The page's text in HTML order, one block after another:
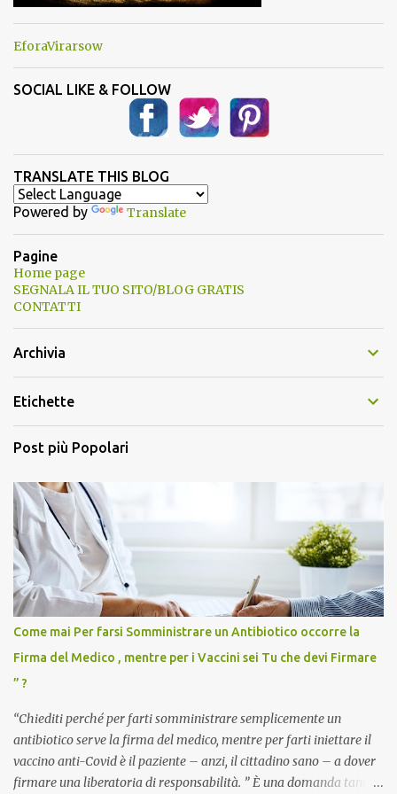
EforaVirarsow
SOCIAL LIKE & FOLLOW
TRANSLATE THIS BLOG
Powered by Translate
Pagine
Home page
SEGNALA IL TUO SITO/BLOG GRATIS
CONTATTI
Archivia
Etichette
Post più Popolari
Come mai Per farsi Somministrare un Antibiotico occorre la
Firma del Medico , mentre per i Vaccini sei Tu che devi Firmare
” ?
“Chiediti perché per farti somministrare semplicemente un
antibiotico serve la firma del medico, mentre per farti iniettare il
vaccino anti-Covid è il paziente – anzi, il cittadino sano – a dover
firmare una liberatoria di responsabilità. ” È una domanda tanto